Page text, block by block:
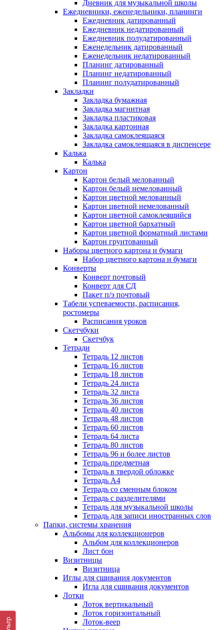
Дневник для музыкальной школы
Ежедневники, еженедельники, планинги
Ежедневник датированный
Ежедневник недатированный
Ежедневник полудатированный
Еженедельник датированный
Еженедельник недатированный
Планинг датированный
Планинг недатированный
Планинг полудатированный
Закладки
Закладка бумажная
Закладка магнитная
Закладка пластиковая
Закладка картонная
Закладка самоклеящаяся
Закладка самоклеящаяся в диспенсере
Калька
Калька
Картон
Картон белый мелованный
Картон белый немелованный
Картон цветной мелованный
Картон цветной немелованный
Картон цветной самоклеящийся
Картон цветной бархатный
Картон цветной форматный листами
Картон грунтованный
Наборы цветного картона и бумаги
Набор цветного картона и бумаги
Конверты
Конверт почтовый
Конверт для СД
Пакет п/э почтовый
Табели успеваемости, расписания,
ростомеры
Расписания уроков
Скетчбуки
Скетчбук
Тетради
Тетрадь 12 листов
Тетрадь 16 листов
Тетрадь 18 листов
Тетрадь 24 листа
Тетрадь 32 листа
Тетрадь 36 листов
Тетрадь 40 листов
Тетрадь 48 листов
Тетрадь 60 листов
Тетрадь 64 листа
Тетрадь 80 листов
Тетрадь 96 и более листов
Тетрадь предметная
Тетрадь в твердой обложке
Тетрадь А4
Тетрадь со сменным блоком
Тетрадь с разделителями
Тетрадь для музыкальной школы
Тетрадь для записи иностранных слов
Папки, системы хранения
Альбомы для коллекционеров
Альбом для коллекционеров
Лист бон
Визитницы
Визитница
Иглы для сшивания документов
Игла для сшивания документов
Лотки
Лоток вертикальный
Лоток горизонтальный
Лоток-веер